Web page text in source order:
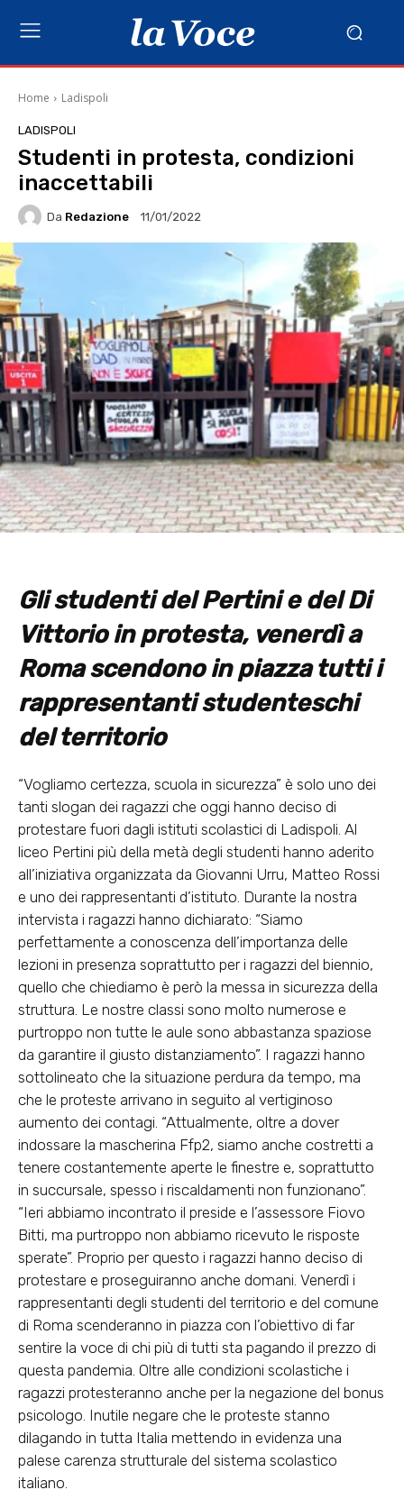
Home Ladispoli
LADISPOLI
Studenti in protesta, condizioni
inaccettabili
Da Redazione 11/01/2022
Gli studenti del Pertini e del Di
Vittorio in protesta, venerdì a
Romascendono in piazza tutti i
rappresentanti studenteschi
del territorio
“Vogliamo certezza, scuola in sicurezza” è solo uno dei
tanti slogan dei ragazzi che oggi hanno deciso di
protestare fuori dagli istituti scolastici di Ladispoli. Al
liceo Pertini più della metà degli studenti hanno aderito
all’iniziativa organizzata da Giovanni Urru, Matteo Rossi
e uno dei rappresentanti d’istituto. Durante la nostra
intervista i ragazzi hanno dichiarato: “Siamo
perfettamente a conoscenza dell’importanza delle
lezioni in presenza soprattutto per i ragazzi del biennio,
quello che chiediamo è però la messa in sicurezza della
struttura. Le nostre classi sono molto numerose e
purtroppo non tutte le aule sono abbastanza spaziose
da garantire il giusto distanziamento”. I ragazzi hanno
sottolineato che la situazione perdura da tempo, ma
che le proteste arrivano in seguito al vertiginoso
aumento dei contagi. “Attualmente, oltre a dover
indossare la mascherina Ffp2, siamo anche costretti a
tenere costantemente aperte le finestre e, soprattutto
in succursale, spesso i riscaldamenti non funzionano”.
“Ieri abbiamo incontrato il preside e l’assessore Fiovo
Bitti, ma purtroppo non abbiamo ricevuto le risposte
sperate”. Proprio per questo i ragazzi hanno deciso di
protestare e proseguiranno anche domani. Venerdì i
rappresentanti degli studenti del territorio e del comune
di Roma scenderanno in piazza con l’obiettivo di far
sentire la voce di chi più di tutti sta pagando il prezzo di
questa pandemia. Oltre alle condizioni scolastiche i
ragazzi protesteranno anche per la negazione del bonus
psicologo. Inutile negare che le proteste stanno
dilagando in tutta Italia mettendo in evidenza una
palese carenza strutturale del sistema scolastico
italiano.